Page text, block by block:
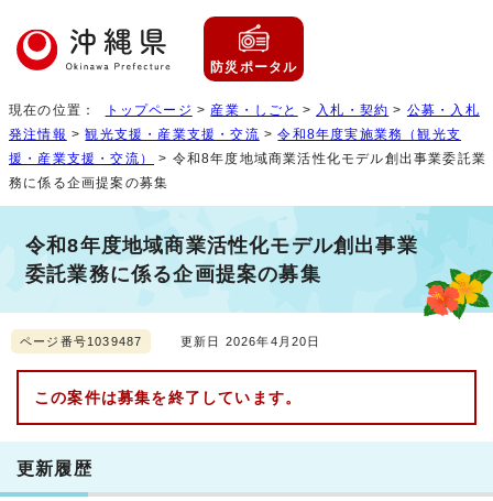
防災ポータル
現在の位置： トップページ > 産業・しごと > 入札・契約 > 公募・入札
発注情報 >観光支援・産業支援・交流 >令和8年度実施業務（観光支
援・産業支援・交流）
> 令和8年度地域商業活性化モデル創出事業委託業
務に係る企画提案の募集
令和8年度地域商業活性化モデル創出事業
委託業務に係る企画提案の募集
ページ番号1039487 更新日 2026年4月20日
この案件は募集を終了しています。
更新履歴